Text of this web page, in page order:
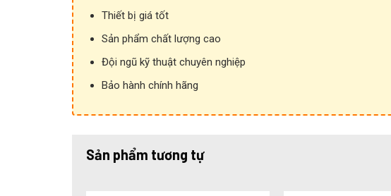
Thiết bị giá tốt
Sản phẩm chất lượng cao
Đội ngũ kỹ thuật chuyên nghiệp
Bảo hành chính hãng
Sản phẩm tương tự